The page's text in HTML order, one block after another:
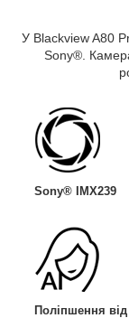
У Blackview A80
Sony®.
Sony® IMX239
Поліпшення